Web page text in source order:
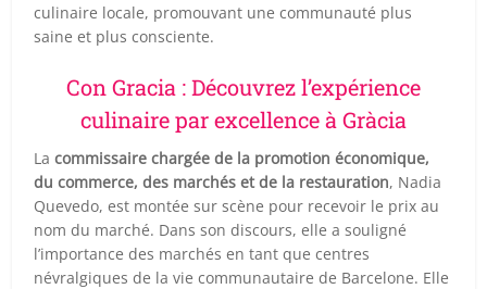
culinaire locale, promouvant une communauté plus
saine et plus consciente.
Con Gracia : Découvrez l’expérience
culinaire par excellence à Gràcia
Lacommissaire chargée de la promotion économique,
du commerce, des marchés et de la restauration, Nadia
Quevedo, est montée sur scène pour recevoir le prix au
nom du marché. Dans son discours, elle a souligné
l’importance des marchés en tant que centres
névralgiques de la vie communautaire de Barcelone. Elle